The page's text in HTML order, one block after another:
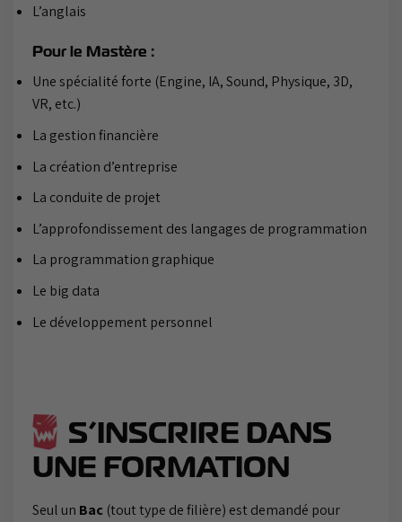
L’anglais
Pour le Mastère :
Une spécialité forte (Engine, IA, Sound, Physique, 3D,
VR, etc.)
La gestion financière
La création d’entreprise
La conduite de projet
L’approfondissement des langages de programmation
La programmation graphique
Le big data
Le développement personnel
S’INSCRIRE DANS
UNE FORMATION
Seul un Bac (tout type de filière) est demandé pour